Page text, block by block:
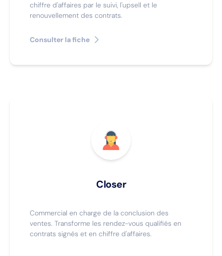
chiffre d'affaires par le suivi, l'upsell et le
renouvellement des contrats.
Consulter la fiche
Closer
Commercial en charge de la conclusion des
ventes. Transforme les rendez-vous qualifiés en
contrats signés et en chiffre d'affaires.